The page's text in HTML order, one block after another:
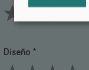
Diseño *